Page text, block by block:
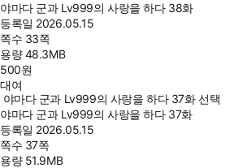
야마다 군과 Lv999의 사랑을 하다 38화
등록일 2026.05.15
쪽수 33쪽
용량48.3MB
500원
대여
야마다 군과 Lv999의 사랑을 하다 37화 선택
야마다 군과 Lv999의 사랑을 하다 37화
등록일 2026.05.15
쪽수 37쪽
용량 51.9MB